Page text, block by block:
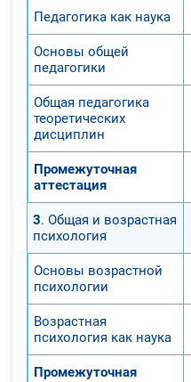
Педагогика как наука
Основы общей
педагогики
Общая педагогика
теоретических
дисциплин
Промежуточная
аттестация
3. Общая и возрастная
психология
Основы возрастной
психологии
Возрастная
психология как наука
Промежуточная